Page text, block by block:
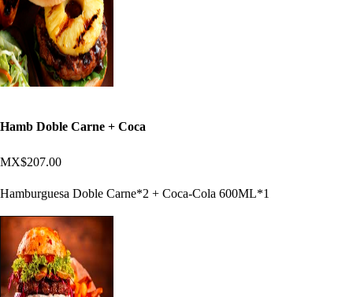
Hamb Doble Carne + Coca
MX$207.00
Hamburguesa Doble Carne*2 + Coca-Cola 600ML*1